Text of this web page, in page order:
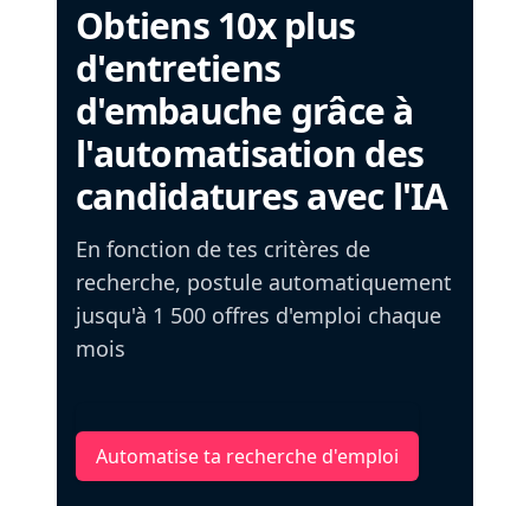
Obtiens 10x plus
d'entretiens
d'embauche grâce à
l'automatisation des
candidatures avec l'IA
En fonction de tes critères de
recherche, postule automatiquement
jusqu'à 1 500 offres d'emploi chaque
mois
Automatise ta recherche d'emploi